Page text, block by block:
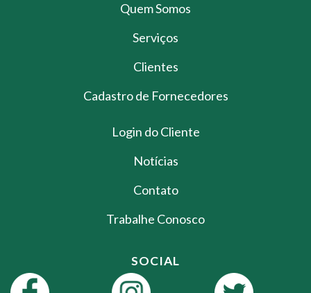
Quem Somos
Serviços
Clientes
Cadastro de Fornecedores
Login do Cliente
Notícias
Contato
Trabalhe Conosco
SOCIAL